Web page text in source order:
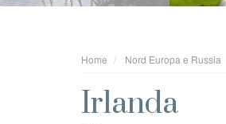
Home Nord Europa e Russia
Irlanda